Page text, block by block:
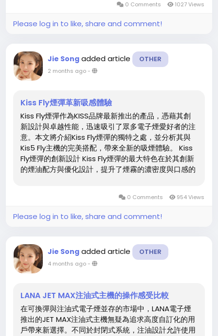
しく解説します。 リキッド式（充填式）の魅力とアダ
プタビリティ VAPEの醍醐味を最も味わえるのがリキ
ッド式です。なぜ多くのユーザーが最終的にこのタイ
フレーバーの自由度...
0 Comments 1027 Views
Please log in to like, share and comment!
Jie Song added article OTHER
2 months ago-
Kiss Fly煙彈革新吸感體驗
Kiss Fly煙彈作為KISS品牌最新推出的產品，憑藉其創
新設計與卓越性能，迅速吸引了眾多電子煙愛好者的注
意。本文將介紹Kiss Fly煙彈的獨特之處，並分析其與
Kis5 Fly主機的完美搭配，帶來全新的吸煙體驗。 Kiss
Fly煙彈的創新設計 Kiss Fly煙彈的最大特色在於其創新
的煙油配方與優化設計，提升了煙霧的濃密度與口感的
Kiss電子煙煙彈的設計也更加緊湊，避免了漏油的情況
發生，讓使用過程更加乾爽舒適。 KISS主機的優越性能
搭配KIS5主機，Kiss...
0 Comments 954 Views
Please log in to like, share and comment!
Jie Song added article OTHER
4 months ago-
LANA JET MAX注油式主機的操作感受比較
在可換彈與注油式電子煙並存的市場中，LANA電子煙
推出的JET MAX注油式主機無疑為追求高度自訂化的用
戶帶來新選擇。不同於封閉式系統，注油設計允許使用